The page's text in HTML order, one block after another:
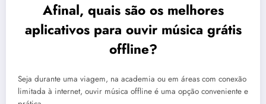
Afinal, quais são os melhores
aplicativos para ouvir música grátis
offline?
Seja durante uma viagem, na academia ou em áreas com conexão
limitada à internet, ouvir música offline é uma opção conveniente e